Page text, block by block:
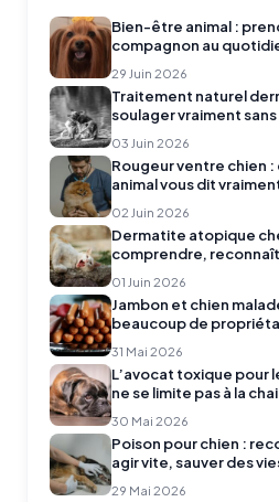
Bien-être animal :
compagnon au
29 Juin 2026
Traitement naturel
soulager vraiment
03 Juin 2026
Rougeur ventre chien
animal vous dit
02 Juin 2026
Dermatite atopique
comprendre,
01 Juin 2026
Jambon et chien
beaucoup de
31 Mai 2026
L’avocat toxique pour
ne se limite pas à la
30 Mai 2026
Poison pour chien :
agir vite, sauver des
29 Mai 2026